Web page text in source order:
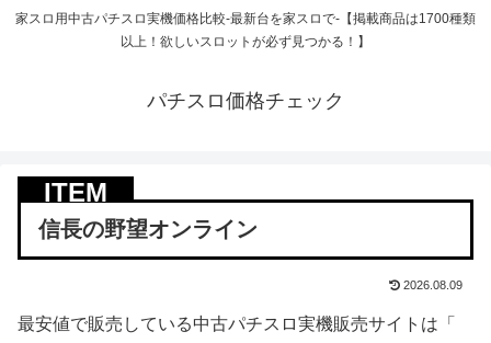
家スロ用中古パチスロ実機価格比較-最新台を家スロで-【掲載商品は1700種類
以上！欲しいスロットが必ず見つかる！】
パチスロ価格チェック
信長の野望オンライン
2026.08.09
最安値で販売している中古パチスロ実機販売サイトは「